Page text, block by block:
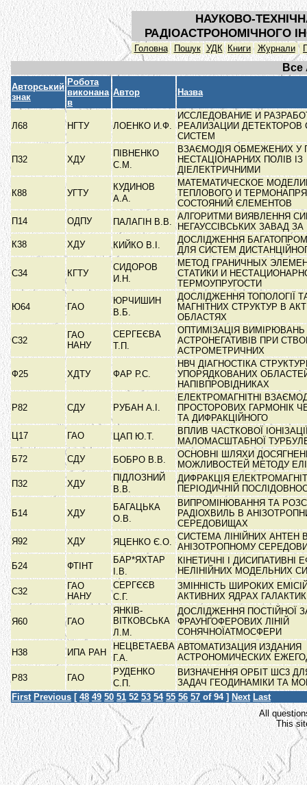
НАУКОВО-
РАДІОАСТРОНОМІЧНОГО
Головна Пошук УДК Книги Журнали
Все
Авторський
знак
Робота
виконана
в
Автор Назва
Л68 НГТУ ЛОЕНКО И.Ф.
ИССЛЕДОВАНИЕ И
РЕАЛИЗАЦИИ ДЕТЕКТОРОВ
СИСТЕМ
П32 ХДУ
ПІВНЕНКО
С.М.
ВЗАЄМОДІЯ ОБМЕЖЕНИХ У
НЕСТАЦІОНАРНИХ ПОЛІВ ІЗ
ДІЕЛЕКТРИЧНИМИ
К88 УГТУ
КУДИНОВ
А.А.
МАТЕМАТИЧЕСКОЕ
ТЕПЛОВОГО И
СОСТОЯНИЙ ЄЛЕМЕНТОВ
П14
ОДПУ ПАЛАГІН В.В.
АЛГОРИТМИ ВИЯВЛЕННЯ
НЕГАУССІВСЬКИХ ЗАВАД
К38
ХДУ КИЙКО В.І.
ДОСЛІДЖЕННЯ
ДЛЯ СИСТЕМ
С34 КГТУ
СИДОРОВ
И.Н.
МЕТОД ГРАНИЧНЫХ
СТАТИКИ И
ТЕРМОУПРУГОСТИ
Ю64 ГАО
ЮРЧИШИН
В.Б.
ДОСЛІДЖЕННЯ ТОПОЛОГІЇ
МАГНІТНИХ СТРУКТУР В
ОБЛАСТЯХ
С32
ГАО
НАНУ
СЕРГЕЄВА
Т.П.
ОПТИМІЗАЦІЯ ВИМІРЮВАНЬ
АСТРОНЕГАТИВІВ ПРИ
АСТРОМЕТРИЧНИХ
Ф25 ХДТУ ФАР Р.С.
НВЧ ДІАГНОСТІКА
УПОРЯДКОВАНИХ
НАПІВПРОВІДНИКАХ
Р82 СДУ РУБАН А.І.
ЕЛЕКТРОМАГНІТНІ
ПРОСТОРОВИХ ГАРМОНІК
ТА ДИФРАКЦІЙНОГО
Ц17
ГАО ЦАП Ю.Т.
ВПЛИВ ЧАСТКОВОЇ
МАЛОМАСШТАБНОЇ
Б72
СДУ БОБРО В.В.
ОСНОВНІ ШЛЯХИ
МОЖЛИВОСТЕЙ МЕТОДУ
П32
ХДУ
ПІДЛОЗНИЙ
В.В.
ДИФРАКЦІЯ
ПЕРІОДИЧНІЙ
Б14 ХДУ
БАГАЦЬКА
О.В.
ВИПРОМІНЮВАННЯ ТА
РАДІОХВИЛЬ В
СЕРЕДОВИЩАХ
Я92
ХДУ ЯЦЕНКО Є.О.
СИСТЕМА ЛІНІЙНИХ АНТЕН
АНІЗОТРОПНОМУ
Б24
ФТІНТ
БАР*ЯХТАР
І.В.
КІНЕТИЧНІ І ДИСИПАТИВНІ
НЕЛІНІЙНИХ МОДЕЛЬНИХ
С32
ГАО
НАНУ
СЕРГЄЄВ
С.Г.
ЗМІННІСТЬ ШИРОКИХ
АКТИВНИХ ЯДРАХ
Я60 ГАО
ЯНКІВ-
ВІТКОВСЬКА
Л.М.
ДОСЛІДЖЕННЯ ПОСТІЙНОЇ
ФРАУНГОФЕРОВИХ ЛІНІЙ
СОНЯЧНОЇАТМОСФЕРИ
Н38
ИПА РАН
НЕЦВЕТАЕВА
Г.А.
АВТОМАТИЗАЦИЯ ИЗДАНИЯ
АСТРОНОМИЧЕСКИХ
Р83
ГАО
РУДЕНКО
С.П.
ВИЗНАЧЕННЯ ОРБІТ ШС3
ЗАДАЧ ГЕОДИНАМІКИ ТА
First Previous [ 48 49 50 51 52 53 54 55 56 57 of 94 ] Next Last
All
This